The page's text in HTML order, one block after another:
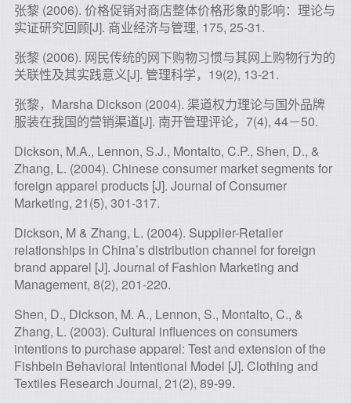
张黎 (2006). 价格促销对商店整体价格形象的影响：理论与
实证研究回顾[J]. 商业经济与管理, 175, 25-31.
张黎 (2006). 网民传统的网下购物习惯与其网上购物行为的
关联性及其实践意义[J]. 管理科学，19(2), 13-21.
张黎，Marsha Dickson (2004). 渠道权力理论与国外品牌
服装在我国的营销渠道[J]. 南开管理评论，7(4), 44－50.
Dickson, M.A., Lennon, S.J., Montalto, C.P., Shen, D., &
Zhang, L. (2004). Chinese consumer market segments for
foreign apparel products [J]. Journal of Consumer
Marketing, 21(5), 301-317.
Dickson, M & Zhang, L. (2004). Supplier-Retailer
relationships in China’s distribution channel for foreign
brand apparel [J]. Journal of Fashion Marketing and
Management, 8(2), 201-220.
Shen, D., Dickson, M. A., Lennon, S., Montalto, C., &
Zhang, L. (2003). Cultural influences on consumers
intentions to purchase apparel: Test and extension of the
Fishbein Behavioral Intentional Model [J]. Clothing and
Textiles Research Journal, 21(2), 89-99.